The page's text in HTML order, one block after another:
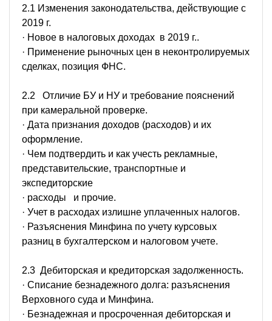
2.1 Изменения законодательства, действующие с
2019 г.
· Новое в налоговых доходах в 2019 г..
· Применение рыночных цен в неконтролируемых
сделках, позиция ФНС.
2.2 Отличие БУ и НУ и требование пояснений
при камеральной проверке.
· Дата признания доходов (расходов) и их
оформление.
· Чем подтвердить и как учесть рекламные,
представительские, транспортные и
экспедиторские
· расходы и прочие.
· Учет в расходах излишне уплаченных налогов.
· Разъяснения Минфина по учету курсовых
разниц в бухгалтерском и налоговом учете.
2.3 Дебиторская и кредиторская задолженность.
· Списание безнадежного долга: разъяснения
Верховного суда и Минфина.
· Безнадежная и просроченная дебиторская и